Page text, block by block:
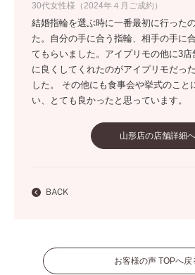
30代女性様（2024年４月ご成約）
結婚指輪を選ぶ時に一番最初に行った
た。自分の手に合う指輪、相手の手に
てもらいました。アイプリモの他に3
に良くしてくれたのがアイプリモだっ
した。 その他にも食事会や挙式のこと
い、とても良かったと思っています。
山形店の店舗詳細へ
BACK
お客様の声 TOPへ戻